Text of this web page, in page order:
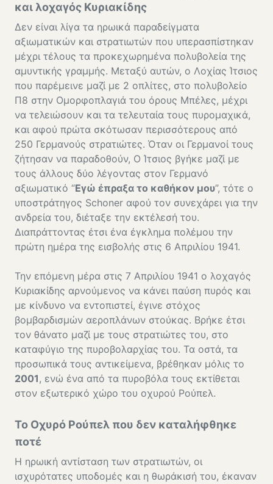
και λοχαγός Κυριακίδης
Δεν είναι λίγα τα ηρωικά παραδείγματα
αξιωματικών και στρατιωτών που υπερασπίστηκαν
μέχρι τέλους τα προκεχωρημένα πολυβολεία της
αμυντικής γραμμής. Μεταξύ αυτών, ο Λοχίας Ίτσιος
που παρέμεινε μαζί με 2 οπλίτες, στο πολυβολείο
Π8 στην Ομορφοπλαγιά του όρους Μπέλες, μέχρι
να τελειώσουν και τα τελευταία τους πυρομαχικά,
και αφού πρώτα σκότωσαν περισσότερους από
250 Γερμανούς στρατιώτες. Όταν οι Γερμανοί τους
ζήτησαν να παραδοθούν, Ο Ίτσιος βγήκε μαζί με
τους άλλους δύο λέγοντας στον Γερμανό
αξιωματικό “Εγώ έπραξα το καθήκον μου”, τότε ο
υποστράτηγος Schoner αφού τον συνεχάρει για την
ανδρεία του, διέταξε την εκτέλεσή του.
Διαπράττοντας έτσι ένα έγκλημα πολέμου την
πρώτη ημέρα της εισβολής στις 6 Απριλίου 1941.
Την επόμενη μέρα στις 7 Απριλίου 1941 ο λοχαγός
Κυριακίδης αρνούμενος να κάνει παύση πυρός και
με κίνδυνο να εντοπιστεί, έγινε στόχος
βομβαρδισμών αεροπλάνων στούκας. Βρήκε έτσι
τον θάνατο μαζί με τους στρατιώτες του, στο
καταφύγιο της πυροβολαρχίας του. Τα οστά, τα
προσωπικά τους αντικείμενα, βρέθηκαν μόλις το
2001, ενώ ένα από τα πυροβόλα τους εκτίθεται
στον εξωτερικό χώρο του οχυρού Ρούπελ.
Το Οχυρό Ρούπελ που δεν καταλήφθηκε
ποτέ
Η ηρωική αντίσταση των στρατιωτών, οι
ισχυρότατες υποδομές και η θωράκισή του, έκαναν